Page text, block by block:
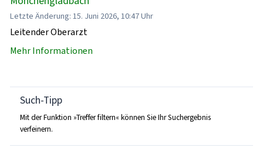
Letzte Änderung: 15. Juni 2026, 10:47 Uhr
Leitender Oberarzt
Mehr Informationen
Such-Tipp
Mit der Funktion »Treffer filtern« können Sie Ihr Suchergebnis
verfeinern.